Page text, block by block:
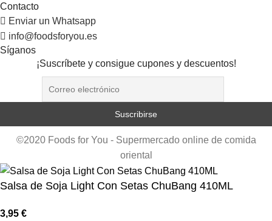
Contacto
Enviar un Whatsapp
info@foodsforyou.es
Síganos
¡Suscríbete y consigue cupones y descuentos!
©2020 Foods for You - Supermercado online de comida
oriental
Salsa de Soja Light Con Setas ChuBang 410ML
3,95 €